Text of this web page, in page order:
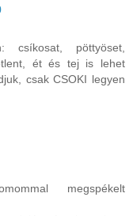
csíkosat, pöttyöset,
ét és tej is lehet
csak CSOKI legyen
megspékelt